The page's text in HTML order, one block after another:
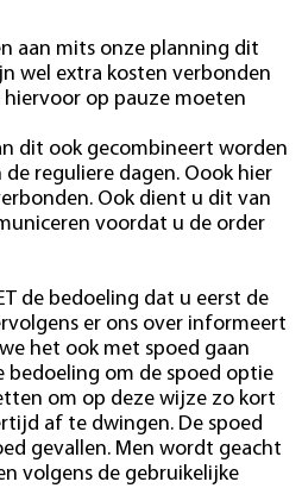
aan mits onze planning dit
wel extra kosten verbonden
op pauze moeten
dit ook gecombineert worden
reguliere dagen. Oook hier
Ook dient u dit van
voordat u de order
de bedoeling dat u eerst de
er ons over informeert
het ook met spoed gaan
bedoeling om de spoed optie
om op deze wijze zo kort
af te dwingen. De spoed
gevallen. Men wordt geacht
volgens de gebruikelijke